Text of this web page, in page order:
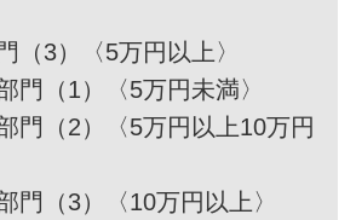
（3）〈5万円以上〉
門（1）〈5万円未満〉
門（2）〈5万円以上10万円
門（3）〈10万円以上〉